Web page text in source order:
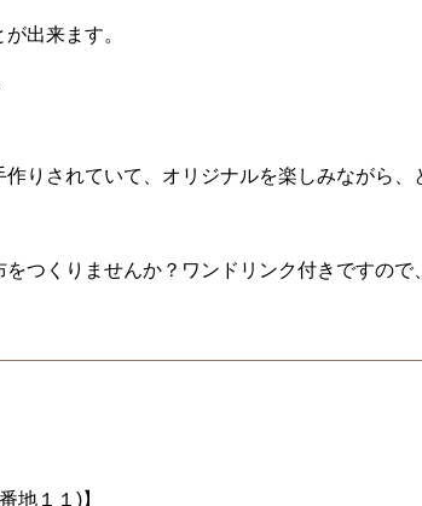
出来ます。
りされていて、オリジナルを楽しみながら、
つくりませんか？ワンドリンク付きですので
地１１)】